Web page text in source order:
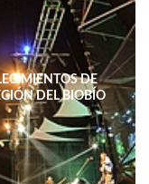
DE
DEL BIOBÍO